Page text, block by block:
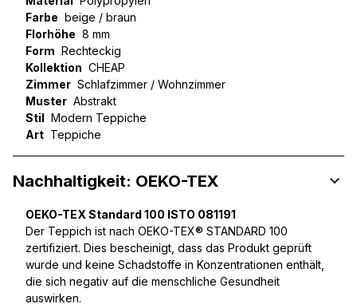
Farbe beige / braun
Florhöhe 8 mm
Form Rechteckig
Kollektion CHEAP
Zimmer Schlafzimmer / Wohnzimmer
Muster Abstrakt
Stil Modern Teppiche
Art Teppiche
Nachhaltigkeit: OEKO-TEX
OEKO-TEX Standard 100 ISTO 081191
Der Teppich ist nach OEKO-TEX® STANDARD 100
zertifiziert. Dies bescheinigt, dass das Produkt geprüft
wurde und keine Schadstoffe in Konzentrationen enthält,
die sich negativ auf die menschliche Gesundheit
auswirken.